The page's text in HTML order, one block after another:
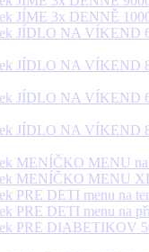
JÍME 3x DENNĚ
JÍDLO NA VÍKEND
JÍDLO NA VÍKEND
JÍDLO NA VÍKEND
JÍDLO NA VÍKEND
MENÍČKO MENU na
MENÍČKO MENU
PRE DETI menu na
PRE DETI menu na
PRE DIABETIKOV